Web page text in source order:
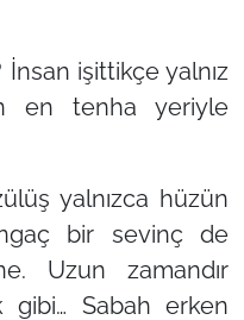
işittikçe yalnız
en tenha yeriyle
yalnızca hüzün
bir sevinç de
Uzun zamandır
Sabah erken